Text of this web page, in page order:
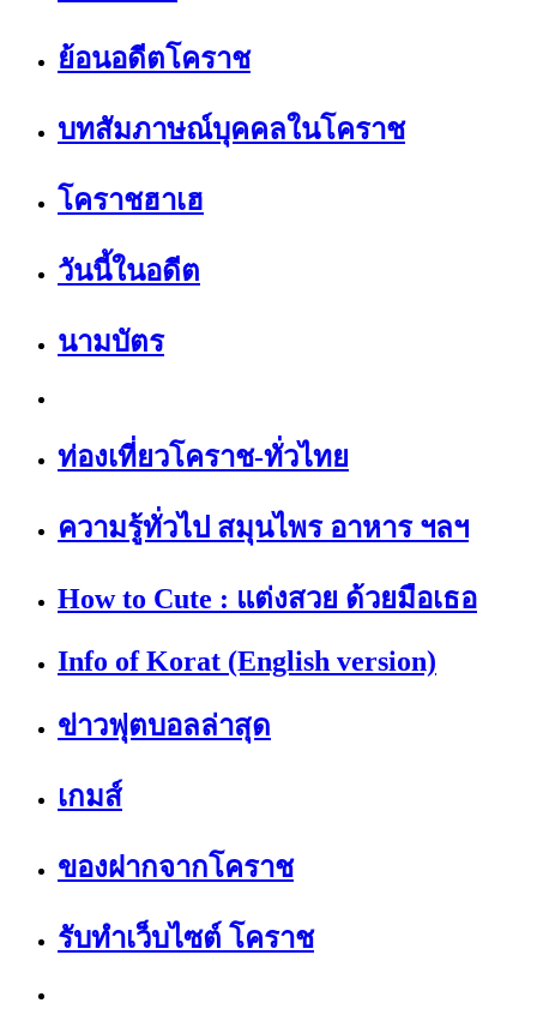
ย้อนอดีตโคราช
บทสัมภาษณ์บุคคลในโคราช
โคราชฮาเฮ
วันนี้ในอดีต
นามบัตร
ท่องเที่ยวโคราช-ทั่วไทย
ความรู้ทั่วไป สมุนไพร อาหาร ฯลฯ
How to Cute : แต่งสวย ด้วยมือเธอ
Info of Korat (English version)
ข่าวฟุตบอลล่าสุด
เกมส์
ของฝากจากโคราช
รับทำเว็บไซต์ โคราช